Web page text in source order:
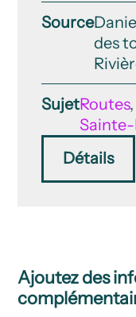
Source
des
SujetRoutes
Détails
Ajoutez des